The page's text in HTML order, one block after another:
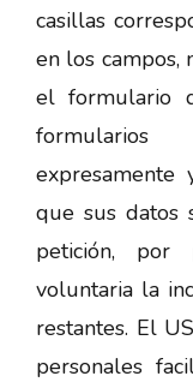
casillas
en los campos,
el formulario
que sus datos
petición, por
voluntaria la
restantes. El
personales